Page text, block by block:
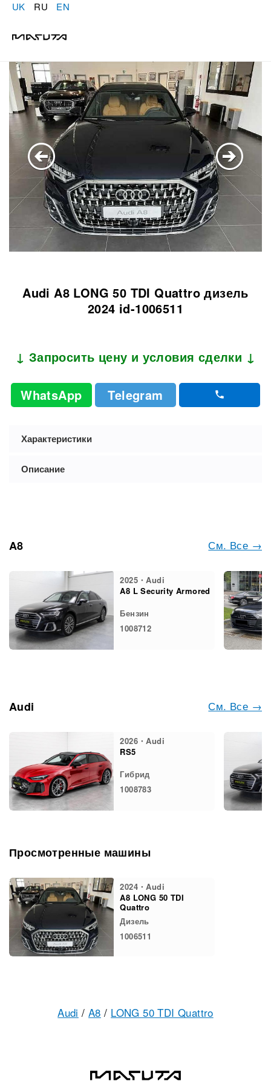
UK RU EN
Audi A8 LONG 50 TDI Quattro дизель
2024 id-1006511
↓ Запросить цену и условия сделки ↓
WhatsApp Telegram
Характеристики
Описание
См. Все →
A8
2025・Audi
A8 L Security Armored
Бензин
1008712
См. Все →
Audi
2026・Audi
RS5
Гибрид
1008783
Просмотренные машины
2024・Audi
A8 LONG 50 TDI
Quattro
Дизель
1006511
Audi / A8 / LONG 50 TDI Quattro